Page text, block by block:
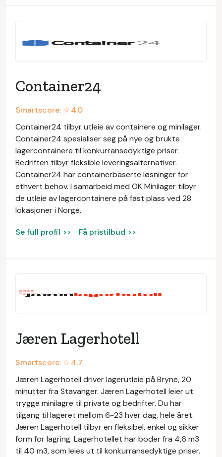
Container24
Smartscore: ☆4.0
Container24 tilbyr utleie av containere og minilager.
Container24 spesialiser seg på nye og brukte
lagercontainere til konkurransedyktige priser.
Bedriften tilbyr fleksible leveringsalternativer.
Container24 har containerbaserte løsninger for
ethvert behov. I samarbeid med OK Minilager tilbyr
de utleie av lagercontainere på fast plass ved 28
lokasjoner i Norge.
Se full profil >> Få pristilbud >>
Jæren Lagerhotell
Smartscore: ☆4.7
Jæren Lagerhotell driver lagerutleie på Bryne, 20
minutter fra Stavanger. Jæren Lagerhotell leier ut
trygge minilagre til private og bedrifter. Du har
tilgang til lageret mellom 6-23 hver dag, hele året.
Jæren Lagerhotell tilbyr en fleksibel, enkel og sikker
form for lagring. Lagerhotellet har boder fra 4,6 m3
til 40 m3, som leies ut til konkurransedyktige priser.